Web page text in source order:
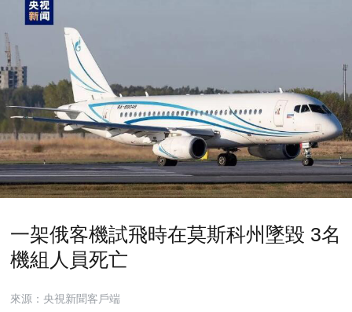
一架俄客機試飛時在莫斯科州墜毀 3名
機組人員死亡
來源：央視新聞客戶端